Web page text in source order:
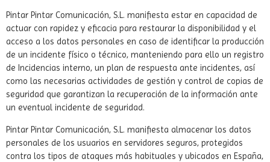
Pintar Pintar Comunicación, S.L. manifiesta estar en capacidad de
actuar con rapidez y eficacia para restaurar la disponibilidad y el
acceso a los datos personales en caso de identificar la producción
de un incidente físico o técnico, manteniendo para ello un registro
de Incidencias interno, un plan de respuesta ante incidentes, así
como las necesarias actividades de gestión y control de copias de
seguridad que garantizan la recuperación de la información ante
un eventual incidente de seguridad.
Pintar Pintar Comunicación, S.L. manifiesta almacenar los datos
personales de los usuarios en servidores seguros, protegidos
contra los tipos de ataques más habituales y ubicados en España,